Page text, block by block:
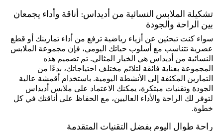
تشكيلة الملابس النسائية من أديداس: أناقة وأداء يجمعان
بين الراحة والجودة
سواء كنت تبحثين عن أزياء رياضية ترفع من أداء تمارينك أو قطع
عصرية تتناسب مع أسلوب حياتك اليومي، فإن مجموعة الملابس
النسائية من أديداس هي الخيار المثالي. تم تصميم هذه
المجموعة بعناية فائقة لتلائم مختلف احتياجاتك، بدءًا من
التمارين المكثفة إلى الأنشطة اليومية. باستخدام أقمشة عالية
الجودة وتقنيات مبتكرة، يمكنك الاعتماد على ملابس أديداس
لتوفر لك الراحة والأداء العاليين، مع الحفاظ على أناقتك في كل
خطوة.
راحة طوال اليوم بفضل التقنيات المتقدمة